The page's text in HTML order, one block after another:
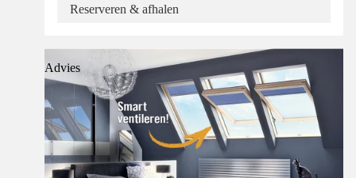
Reserveren & afhalen
Advies